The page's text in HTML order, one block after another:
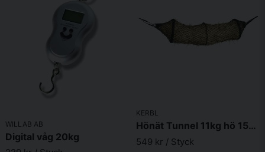
WILLAB AB
Digital våg 20kg
KERBL
Hönät Tunnel 11kg hö 150 x 50cm
549 kr / Styck